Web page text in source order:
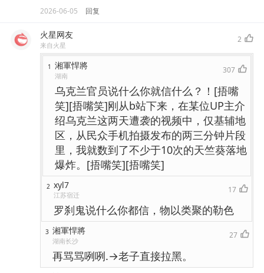
2026-06-05 回复
火星网友
来自火星
2
1 湘軍悍將
湖南
307
乌克兰官员说什么你就信什么？！[捂嘴
笑][捂嘴笑]刚从b站下来，在某位UP主介
绍乌克兰这两天遭袭的视频中，仅基辅地
区，从民众手机拍摄发布的两三分钟片段
里，我就数到了不少于10次的天竺葵落地
爆炸。[捂嘴笑][捂嘴笑]
2 xyl7
江苏宿迁
17
罗刹鬼说什么你都信，物以类聚的勒色
3 湘軍悍將
湖南长沙
27
再骂骂咧咧.→老子直接拉黑。